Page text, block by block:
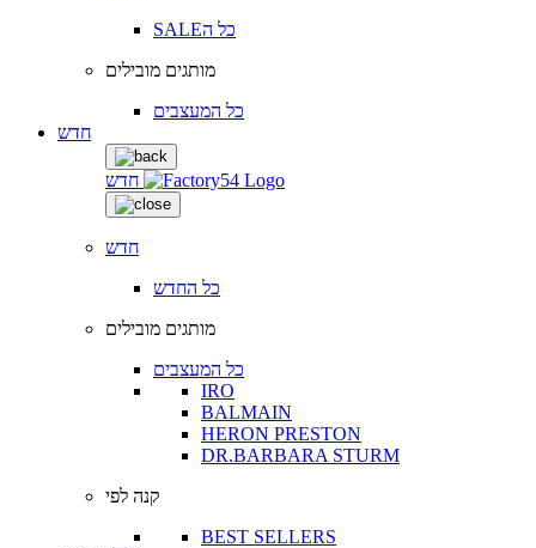
SALEכל ה
מותגים מובילים
כל המעצבים
חדש
חדש
חדש
כל החדש
מותגים מובילים
כל המעצבים
IRO
BALMAIN
HERON PRESTON
DR.BARBARA STURM
קנה לפי
BEST SELLERS